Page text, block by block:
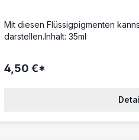
Mit diesen Flüssigpigmenten
darstellen.Inhalt: 35ml
4,50 €*